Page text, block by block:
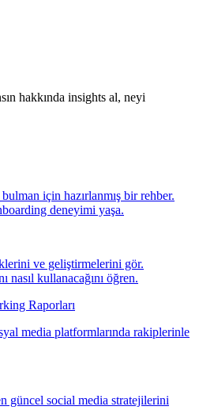
hakkında insights al, neyi
için hazırlanmış bir rehber.
deneyimi yaşa.
ve geliştirmelerini gör.
nasıl kullanacağını öğren.
Raporları
media platformlarında rakiplerinle
güncel social media stratejilerini